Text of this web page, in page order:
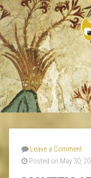
Leave a Comment
Posted on May 30,